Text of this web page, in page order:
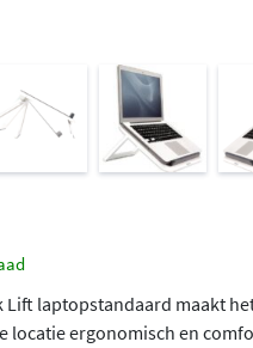
Lift laptopstandaard maakt
locatie ergonomisch en